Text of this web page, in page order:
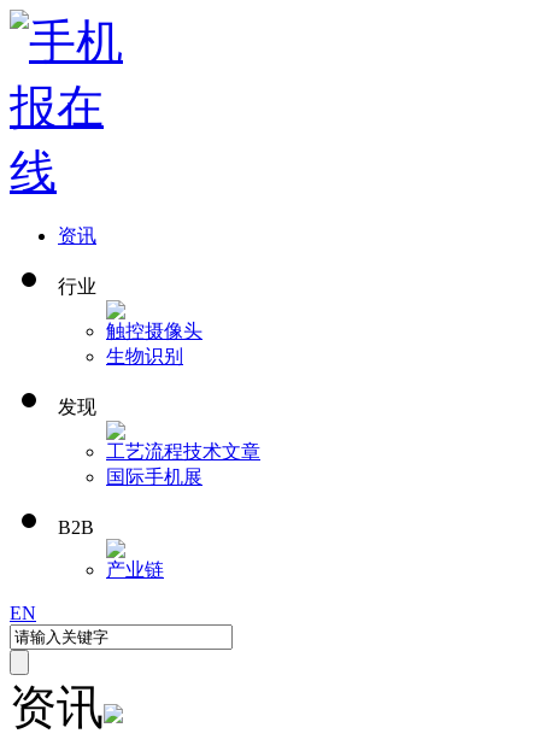
资讯
行业
触控摄像头
生物识别
发现
工艺流程技术文章
国际手机展
B2B
产业链
EN
资讯